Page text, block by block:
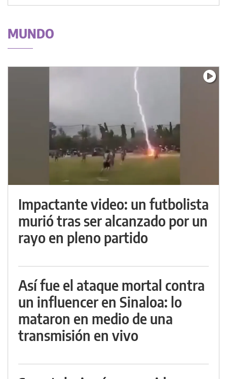
MUNDO
Impactante video: un futbolista
murió tras ser alcanzado por un
rayo en pleno partido
Así fue el ataque mortal contra
un influencer en Sinaloa: lo
mataron en medio de una
transmisión en vivo